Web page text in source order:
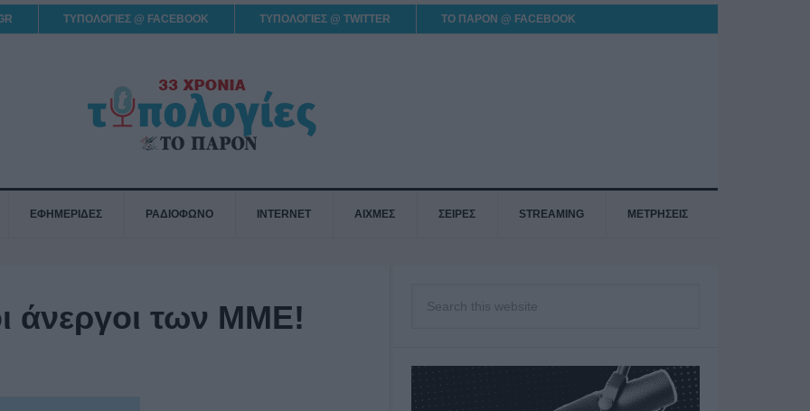
ΤΥΠΟΛΟΓΙΕΣ @ FACEBOOK ΤΥΠΟΛΟΓΙΕΣ @ TWITTER ΤΟ ΠΑΡΟΝ @ FACEBOOK
ΕΦΗΜΕΡΙΔΕΣ ΡΑΔΙΟΦΩΝΟ INTERNET ΑΙΧΜΕΣ ΣΕΙΡΕΣ STREAMING ΜΕΤΡΗΣΕΙΣ
άνεργοι των ΜΜΕ!